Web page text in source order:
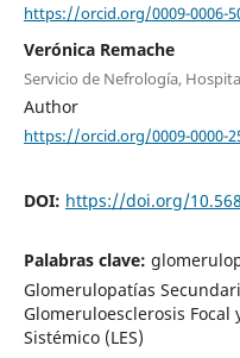
https://orcid.org/0009-0006-
Verónica Remache
Servicio de Nefrología,
Author
https://orcid.org/0009-0000-
DOI: https://doi.org/
Palabras clave:
Glomerulopatías
Glomeruloesclerosis
Sistémico (LES)